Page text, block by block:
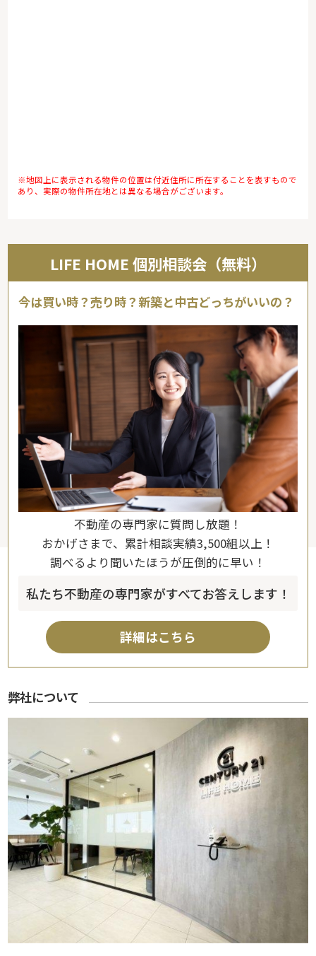
※地図上に表示される物件の位置は付近住所に所在することを表すもので
あり、実際の物件所在地とは異なる場合がございます。
LIFE HOME 個別相談会（無料）
今は買い時？売り時？新築と中古どっちがいいの？
不動産の専門家に質問し放題！
おかげさまで、累計相談実績3,500組以上！
調べるより聞いたほうが圧倒的に早い！
私たち不動産の専門家がすべてお答えします！
詳細はこちら
弊社について